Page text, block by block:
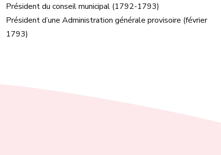
Président du conseil municipal (1792-1793)
Président d’une Administration générale provisoire (février
1793)